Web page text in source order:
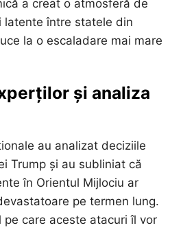
a creat o atmosferă de
latente între statele din
la o escaladare mai mare
și analiza
au analizat deciziile
Trump și au subliniat că
în Orientul Mijlociu ar
pe termen lung.
care aceste atacuri îl vor